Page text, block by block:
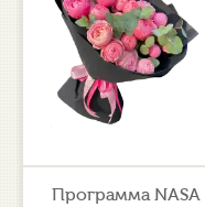
Программа NASA